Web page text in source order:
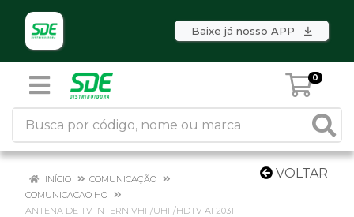
Baixe já nosso APP
0
VOLTAR
INÍCIO
COMUNICAÇÃO
COMUNICACAO HO
ANTENA DE TV INTERN VHF/UHF/HDTV AI 2031